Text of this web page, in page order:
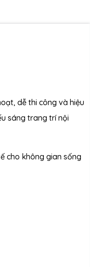
dễ thi công và hiệu
sáng trang trí nội
cho không gian sống